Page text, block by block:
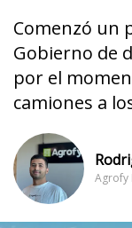
Comenzó un
Gobierno de
por el
camiones a
Agrofy